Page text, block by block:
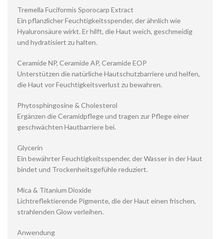
Tremella Fuciformis Sporocarp Extract
Ein pflanzlicher Feuchtigkeitsspender, der ähnlich wie
Hyaluronsäure wirkt. Er hilft, die Haut weich, geschmeidig
und hydratisiert zu halten.
Ceramide NP, Ceramide AP, Ceramide EOP
Unterstützen die natürliche Hautschutzbarriere und helfen,
die Haut vor Feuchtigkeitsverlust zu bewahren.
Phytosphingosine & Cholesterol
Ergänzen die Ceramidpflege und tragen zur Pflege einer
geschwächten Hautbarriere bei.
Glycerin
Ein bewährter Feuchtigkeitsspender, der Wasser in der Haut
bindet und Trockenheitsgefühle reduziert.
Mica & Titanium Dioxide
Lichtreflektierende Pigmente, die der Haut einen frischen,
strahlenden Glow verleihen.
Anwendung